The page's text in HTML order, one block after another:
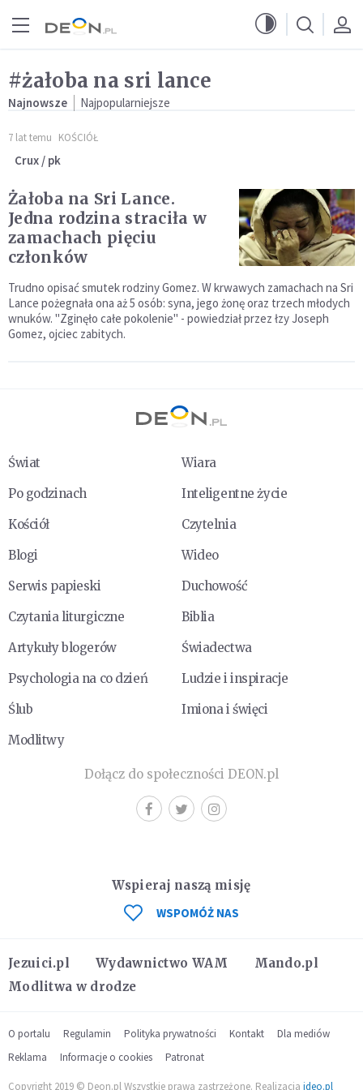
#żałoba na sri lance
Najnowsze Najpopularniejsze
7 lat temu KOŚCIÓŁ
Crux / pk
Żałoba na Sri Lance.
Jedna rodzina straciła w
zamachach pięciu
członków
Trudno opisać smutek rodziny Gomez. W krwawych zamachach na Sri
Lance pożegnała ona aż 5 osób: syna, jego żonę oraz trzech młodych
wnuków. "Zginęło całe pokolenie" - powiedział przez łzy Joseph
Gomez, ojciec zabitych.
Świat
Wiara
Po godzinach
Inteligentne życie
Kościół
Czytelnia
Blogi
Wideo
Serwis papieski
Duchowość
Czytania liturgiczne
Biblia
Artykuły blogerów
Świadectwa
Psychologia na co dzień
Ludzie i inspiracje
Ślub
Imiona i święci
Modlitwy
Dołącz do społeczności DEON.pl
Jezuici.pl Wydawnictwo WAM
Mando.pl
Modlitwa w drodze
Wspieraj naszą misję
WSPOMÓŻ NAS
O portalu Regulamin Polityka prywatności Kontakt
Dla mediów
Reklama
Informacje o cookies Patronat
Copyright 2019 © Deon.pl Wszystkie prawa zastrzeżone. Realizacja ideo.pl